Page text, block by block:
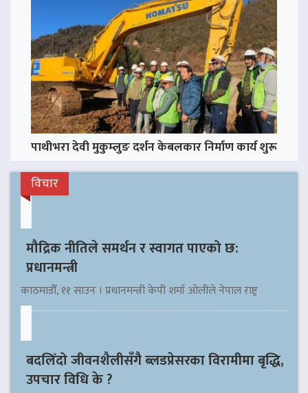
पाथीभरा देवी मुकुम्लुङ दर्शन केबलकार निर्माण कार्य शुरू
विचार
मौद्रिक नीतिले समर्थन र स्वागत पाएको छ:
प्रधानमन्त्री
काठमाडौँ, ११ साउन । प्रधानमन्त्री केपी शर्मा ओलीले नेपाल राष्ट्र
बदलिँदो जीवनशैलीसँगै ब्लडप्रेसरका विरामीमा बृद्धि,
उपचार विधि के ?